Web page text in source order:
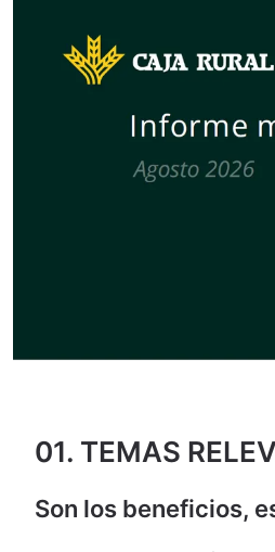
01. TEMAS
Son los beneficios,